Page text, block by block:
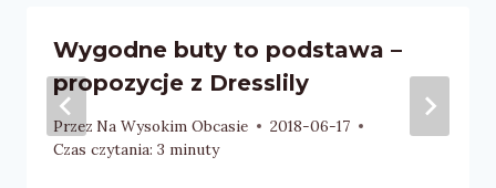
Wygodne buty to podstawa –
propozycje z Dresslily
Przez Na Wysokim Obcasie
2018-06-17
Czas czytania: 3 minuty